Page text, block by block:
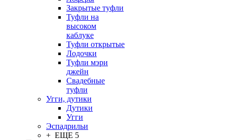
Закрытые туфли
Туфли на
высоком
каблуке
Туфли открытые
Лодочки
Туфли мэри
джейн
Свадебные
туфли
Угги, дутики
Дутики
Угги
Эспадрильи
+ ЕЩЕ 5